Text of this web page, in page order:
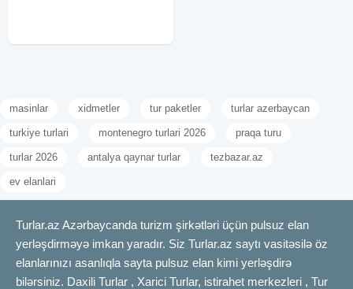
masinlar xidmetler tur paketler turlar azerbaycan
turkiye turlari montenegro turlari 2026 praqa turu
turlar 2026 antalya qaynar turlar tezbazar.az
ev elanlari
Turlar.az Azərbaycanda turizm şirkətləri üçün pulsuz elan
yerləşdirməyə imkan yaradır. Siz Turlar.az saytı vasitəsilə öz
elanlarınızı asanlıqla sayta pulsuz elan kimi yerləşdirə
bilərsiniz. Daxili Turlar , Xarici Turlar, istirahet merkezleri , Tur